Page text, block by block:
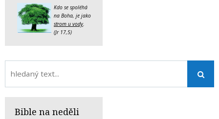
Kdo se spoléhá
na Boha, je jako
strom u vody
(Jr 17,5)
Bible na neděli